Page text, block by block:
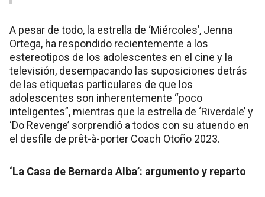
A pesar de todo, la estrella de ‘Miércoles’, Jenna
Ortega, ha respondido recientemente a los
estereotipos de los adolescentes en el cine y la
televisión, desempacando las suposiciones detrás
de las etiquetas particulares de que los
adolescentes son inherentemente “poco
inteligentes”, mientras que la estrella de ‘Riverdale’ y
‘Do Revenge’ sorprendió a todos con su atuendo en
el desfile de prêt-à-porter Coach Otoño 2023.
‘La Casa de Bernarda Alba’: argumento y reparto